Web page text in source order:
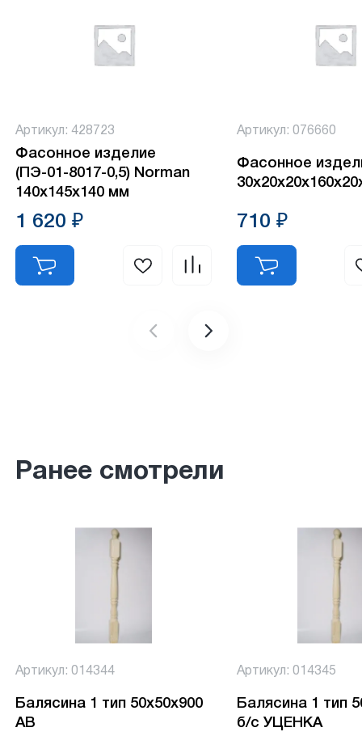
Артикул: 428723
Фасонное изделие
(ПЭ-01-8017-0,5) Norman
140х145х140 мм
1 620 ₽
Артикул: 076660
Фасонное
710 ₽
Ранее смотрели
Артикул: 014344
Балясина 1 тип 50х50х900
АВ
Артикул: 014345
Балясина 1 тип
б/с УЦЕНКА